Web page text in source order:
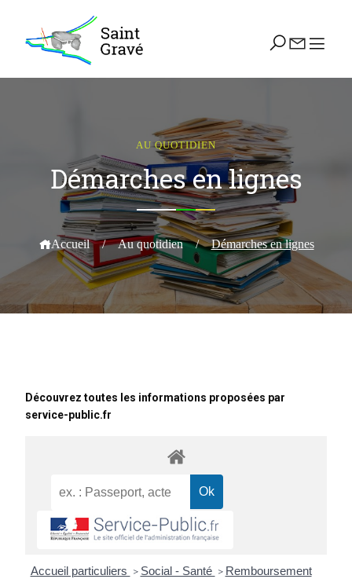
AU QUOTIDIEN
Démarches en lignes
Accueil / Au quotidien / Démarches en lignes
Découvrez toutes les informations proposées par
service-public.fr
Accueil particuliers > Social - Santé > Remboursement